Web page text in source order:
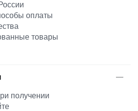
оплаты
товары
получении